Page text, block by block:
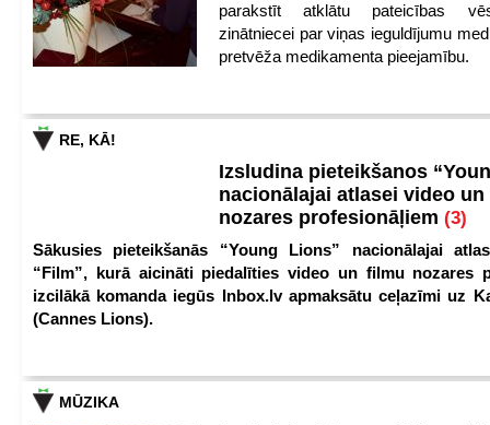
parakstīt atklātu pateicības
zinātniecei par viņas ieguldījumu
pretvēža medikamenta pieejamību.
RE, KĀ!
Izsludina pieteikšanos
nacionālajai atlasei video
nozares profesionāļiem (3)
Sākusies pieteikšanās “Young Lions” nacionālajai
“Film”, kurā aicināti piedalīties video un filmu nozares
izcilākā komanda iegūs Inbox.lv apmaksātu ceļazīmi uz
(Cannes Lions).
MŪZIKA